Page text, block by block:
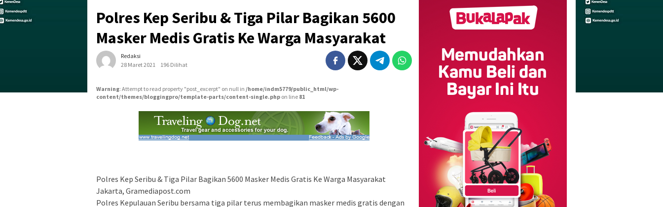
Polres Kep Seribu & Tiga Pilar Bagikan 5600
Masker Medis Gratis Ke Warga Masyarakat
Redaksi
28 Maret 2021
196 Dilihat
Warning: Attempt to read property "post_excerpt" on null in /home/indm5779/public_html/wp-
content/themes/bloggingpro/template-parts/content-single.php on line 81
Polres Kep Seribu & Tiga Pilar Bagikan 5600 Masker Medis Gratis Ke Warga Masyarakat
Jakarta, Gramediapost.com
Polres Kepulauan Seribu bersama tiga pilar terus membagikan masker medis gratis dengan